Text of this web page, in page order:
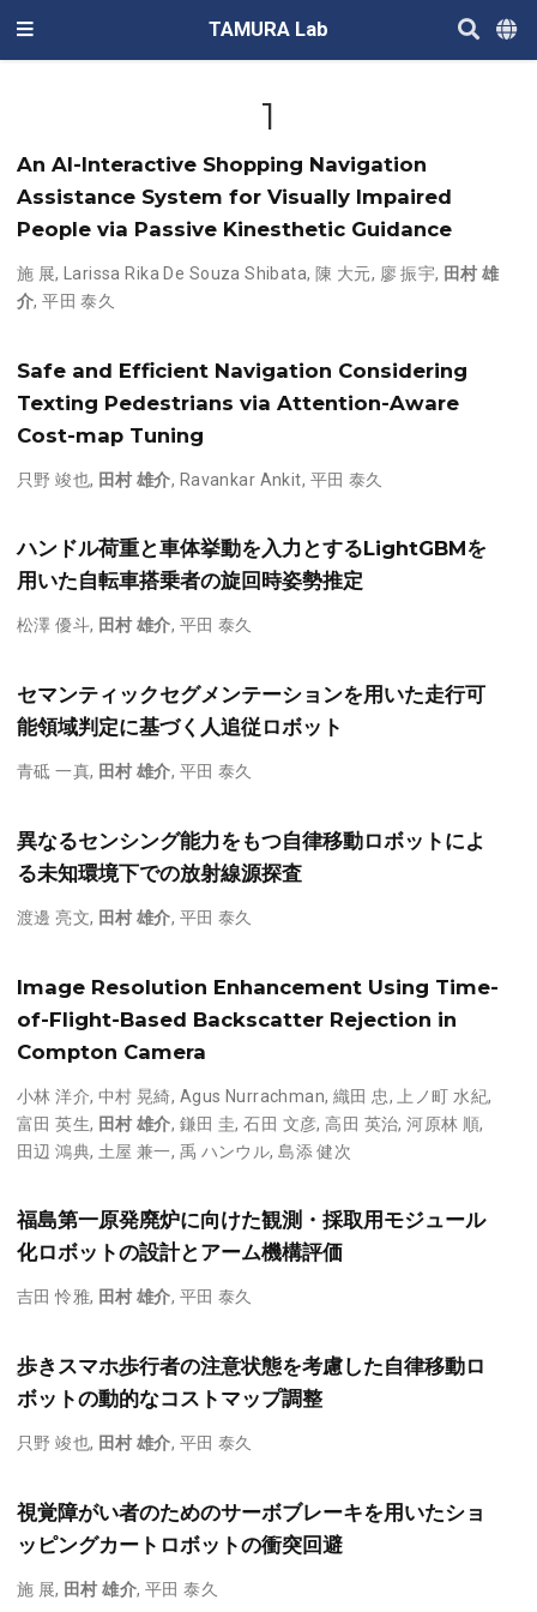
TAMURA Lab
1
An AI-Interactive Shopping Navigation
Assistance System for Visually Impaired
People via Passive Kinesthetic Guidance
施 展, Larissa Rika De Souza Shibata, 陳 大元, 廖 振宇, 田村 雄
介,平田 泰久
Safe and Efficient Navigation Considering
Texting Pedestrians via Attention-Aware
Cost-map Tuning
只野 竣也, 田村 雄介, Ravankar Ankit, 平田 泰久
ハンドル荷重と車体挙動を入力とするLightGBMを
用いた自転車搭乗者の旋回時姿勢推定
松澤 優斗, 田村 雄介, 平田 泰久
セマンティックセグメンテーションを用いた走行可
能領域判定に基づく人追従ロボット
青砥 一真, 田村 雄介, 平田 泰久
異なるセンシング能力をもつ自律移動ロボットによ
る未知環境下での放射線源探査
渡邊 亮文, 田村 雄介, 平田 泰久
Image Resolution Enhancement Using Time-
of-Flight-Based Backscatter Rejection in
Compton Camera
小林 洋介, 中村 晃綺, Agus Nurrachman, 織田 忠, 上ノ町 水紀,
富田 英生, 田村 雄介, 鎌田 圭,石田 文彦, 高田 英治,河原林 順,
田辺 鴻典, 土屋 兼一, 禹 ハンウル,島添 健次
福島第一原発廃炉に向けた観測・採取用モジュール
化ロボットの設計とアーム機構評価
吉田 怜雅, 田村 雄介, 平田 泰久
歩きスマホ歩行者の注意状態を考慮した自律移動ロ
ボットの動的なコストマップ調整
只野 竣也, 田村 雄介, 平田 泰久
視覚障がい者のためのサーボブレーキを用いたショ
ッピングカートロボットの衝突回避
施 展, 田村 雄介, 平田 泰久